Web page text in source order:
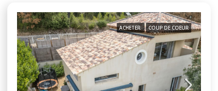
ACHETER COUP DE COEUR